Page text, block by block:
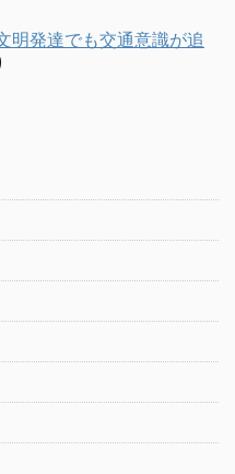
明発達でも交通意識が追